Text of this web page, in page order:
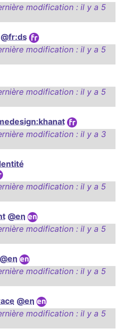
modification : il y a 5
@fr:ds
modification : il y a 5
modification : il y a 5
modification : il y a 3
modification : il y a 5
@en
modification : il y a 5
@en
modification : il y a 5
@en
modification : il y a 5